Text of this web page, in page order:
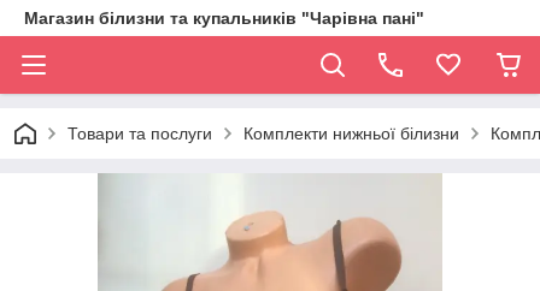
Магазин білизни та купальників "Чарівна пані"
Товари та послуги Комплекти нижньої білизни